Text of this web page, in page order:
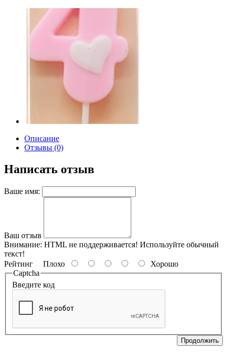
Описание
Отзывы (0)
Написать отзыв
Ваше имя:
Ваш отзыв
Внимание: HTML не поддерживается! Используйте обычный
текст!
Рейтинг Плохо
Хорошо
Captcha
Введите код
Продолжить